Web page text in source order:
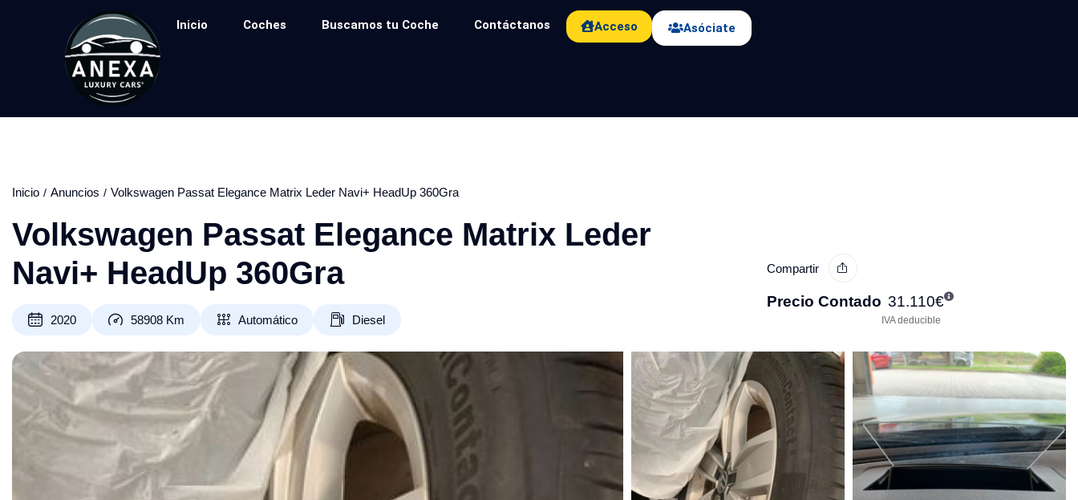
Inicio Coches Buscamos tu Coche Contáctanos Acceso Asóciate
Inicio Anuncios Volkswagen Passat Elegance Matrix Leder Navi+ HeadUp 360Gra
Volkswagen Passat Elegance Matrix Leder
Navi+ HeadUp 360Gra
2020 58908 Km Automático Diesel
Compartir
Precio Contado 31.110€
IVA deducible